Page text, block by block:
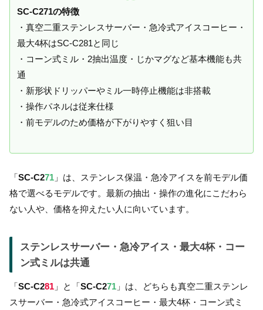
SC-C271の特徴
・真空二重ステンレスサーバー・急冷式アイスコーヒー・
最大4杯はSC-C281と同じ
・コーン式ミル・2抽出温度・じかマグなど基本機能も共
通
・新形状ドリッパーやミル一時停止機能は非搭載
・操作パネルは従来仕様
・前モデルのため価格が下がりやすく狙い目
「SC-C271 」は、ステンレス保温・急冷アイスを前モデル価
格で選べるモデルです。最新の抽出・操作の進化にこだわら
ない人や、価格を抑えたい人に向いています。
ステンレスサーバー・急冷アイス・最大4杯・コー
ン式ミルは共通
「SC-C281 」と「SC-C271 」は、どちらも真空二重ステンレ
スサーバー・急冷式アイスコーヒー・最大4杯・コーン式ミ